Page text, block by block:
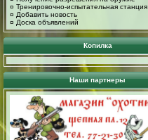
¤ Тренировочно-испытательная станция
¤ Добавить новость
¤ Доска объявлений
Копилка
Наши партнеры